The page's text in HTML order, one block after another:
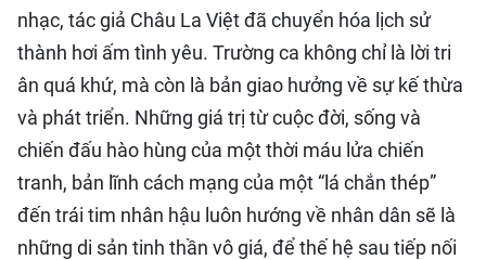
nhạc, tác giả Châu La Việt đã chuyển hóa lịch sử
thành hơi ấm tình yêu. Trường ca không chỉ là lời tri
ân quá khứ, mà còn là bản giao hưởng về sự kế thừa
và phát triển. Những giá trị từ cuộc đời, sống và
chiến đấu hào hùng của một thời máu lửa chiến
tranh, bản lĩnh cách mạng của một “lá chắn thép”
đến trái tim nhân hậu luôn hướng về nhân dân sẽ là
những di sản tinh thần vô giá, để thế hệ sau tiếp nối